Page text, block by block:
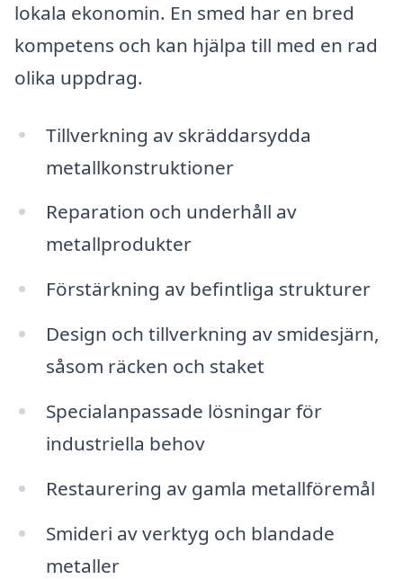
lokala ekonomin. En smed har en bred
kompetens och kan hjälpa till med en rad
olika uppdrag.
Tillverkning av skräddarsydda
metallkonstruktioner
Reparation och underhåll av
metallprodukter
Förstärkning av befintliga strukturer
Design och tillverkning av smidesjärn,
såsom räcken och staket
Specialanpassade lösningar för
industriella behov
Restaurering av gamla metallföremål
Smideri av verktyg och blandade
metaller